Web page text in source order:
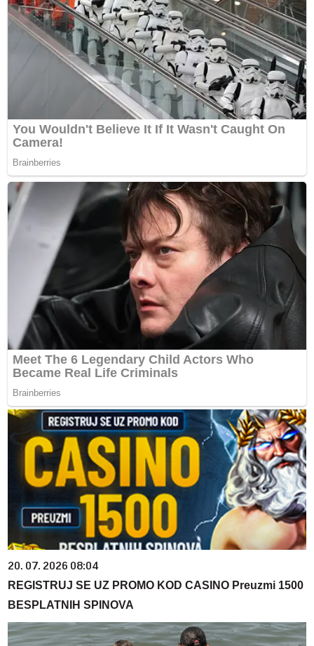
20. 07. 2026 08:04
REGISTRUJ SE UZ PROMO KOD CASINO Preuzmi 1500
BESPLATNIH SPINOVA